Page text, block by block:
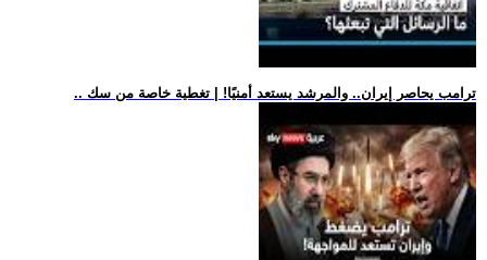
.. ترامب يحاصر إيران.. والمرشد يستعد أمنيًا! | تغطية خاصة من سك